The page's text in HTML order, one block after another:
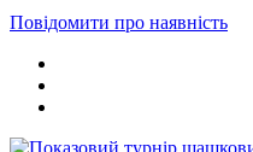
Повідомити про наявність